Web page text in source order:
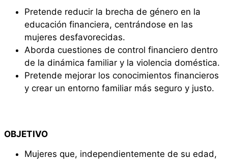
Pretende reducir la brecha de género en la
educación financiera, centrándose en las
mujeres desfavorecidas.
Aborda cuestiones de control financiero dentro
de la dinámica familiar y la violencia doméstica.
Pretende mejorar los conocimientos financieros
y crear un entorno familiar más seguro y justo.
OBJETIVO
Mujeres que, independientemente de su edad,